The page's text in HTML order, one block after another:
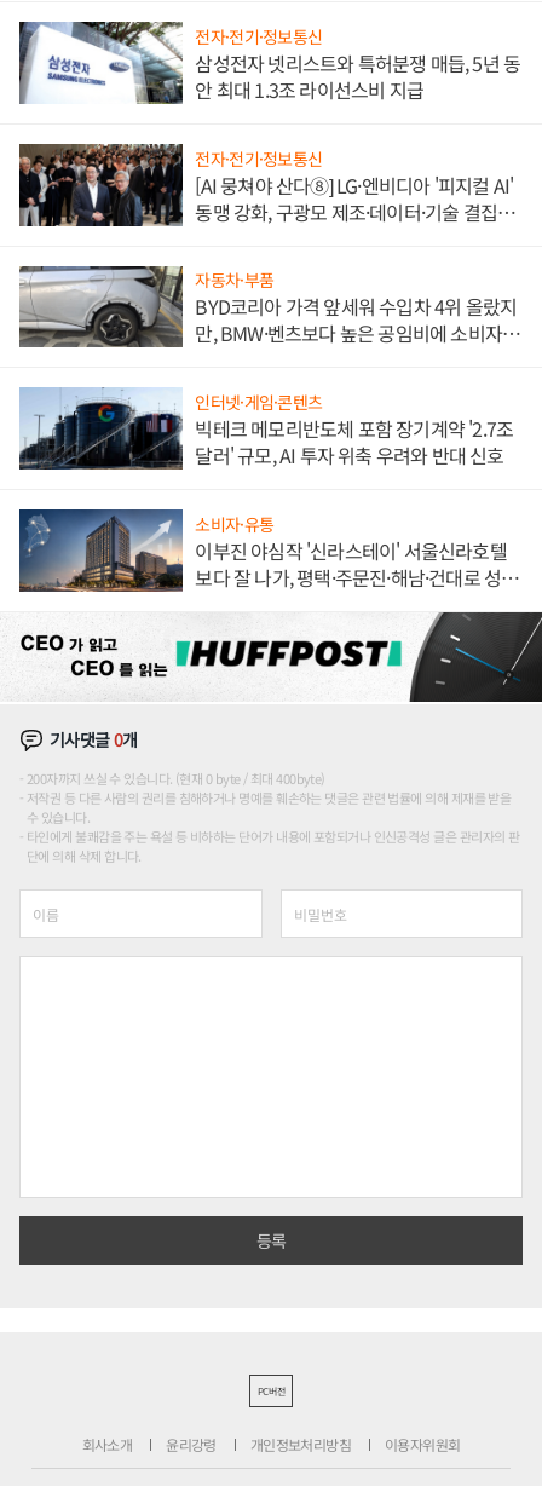
전자·전기·정보통신
삼성전자 넷리스트와 특허분쟁 매듭, 5년 동
안 최대 1.3조 라이선스비 지급
전자·전기·정보통신
[AI 뭉쳐야 산다⑧] LG·엔비디아 '피지컬 AI'
동맹 강화, 구광모 제조·데이터·기술 결집
자동차·부품
BYD코리아 가격 앞세워 수입차 4위 올랐지
만, BMW·벤츠보다 높은 공임비에 소비자
인터넷·게임·콘텐츠
빅테크 메모리반도체 포함 장기계약 '2.7조
달러' 규모, AI 투자 위축 우려와 반대 신호
소비자·유통
이부진 야심작 '신라스테이' 서울신라호텔
보다 잘 나가, 평택·주문진·해남·건대로 성
기사댓글0개
200자까지 쓰실 수 있습니다. (현재 0 byte / 최대 400byte)
저작권 등 다른 사람의 권리를 침해하거나 명예를 훼손하는 댓글은 관련 법률에 의해 제재를 받을
수 있습니다.
타인에게 불쾌감을 주는 욕설 등 비하하는 단어가 내용에 포함되거나 인신공격성 글은 관리자의 판
단에 의해 삭제 합니다.
PC버전
회사소개 윤리강령 개인정보처리방침 이용자위원회